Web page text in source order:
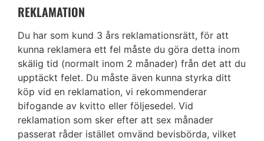
REKLAMATION
Du har som kund 3 års reklamationsrätt, för att
kunna reklamera ett fel måste du göra detta inom
skälig tid (normalt inom 2 månader) från det att du
upptäckt felet. Du måste även kunna styrka ditt
köp vid en reklamation, vi rekommenderar
bifogande av kvitto eller följesedel. Vid
reklamation som sker efter att sex månader
passerat råder istället omvänd bevisbörda, vilket